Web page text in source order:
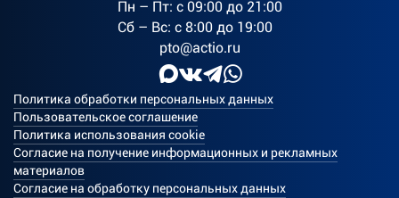
Пн – Пт: c 09:00 до 21:00
Сб – Вс: с 8:00 до 19:00
pto@actio.ru
Политика обработки персональных данных
Пользовательское соглашение
Политика использования cookie
Согласие на получение информационных и рекламных
материалов
Согласие на обработку персональных данных